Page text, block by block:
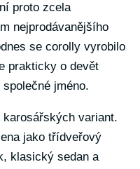
proto zcela
nejprodávanějšího
se corolly vyrobilo
prakticky o devět
jméno.
variant.
jako třídveřový
klasický sedan a